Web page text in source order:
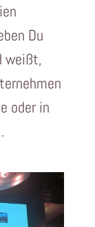
Du
weißt,
oder in